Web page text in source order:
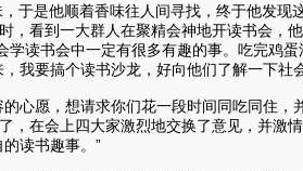
于是他顺着香味往人间寻找，终于他发现
，看到一大群人在聚精会神地开读书会，
读书会中一定有很多有趣的事。吃完鸡蛋
我要搞个读书沙龙，好向他们了解一下社
心愿，想请求你们花一段时间同吃同住，
在会上四大家激烈地交换了意见，并激情
读书趣事。”